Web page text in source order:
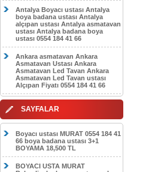
Antalya Boyacı ustası Antalya
boya badana ustası Antalya
alçıpan ustası Antalya asmatavan
ustası Antalya badana boya
ustası 0554 184 41 66
Ankara asmatavan Ankara
Asmatavan Ustası Ankara
Asmatavan Led Tavan Ankara
Asmatavan Led Tavan ustası
Alçıpan Fiyatı 0554 184 41 66
SAYFALAR
Boyacı ustası MURAT 0554 184 41
66 boya badana ustası 3+1
BOYAMA 18,500 TL
BOYACI USTA MURAT